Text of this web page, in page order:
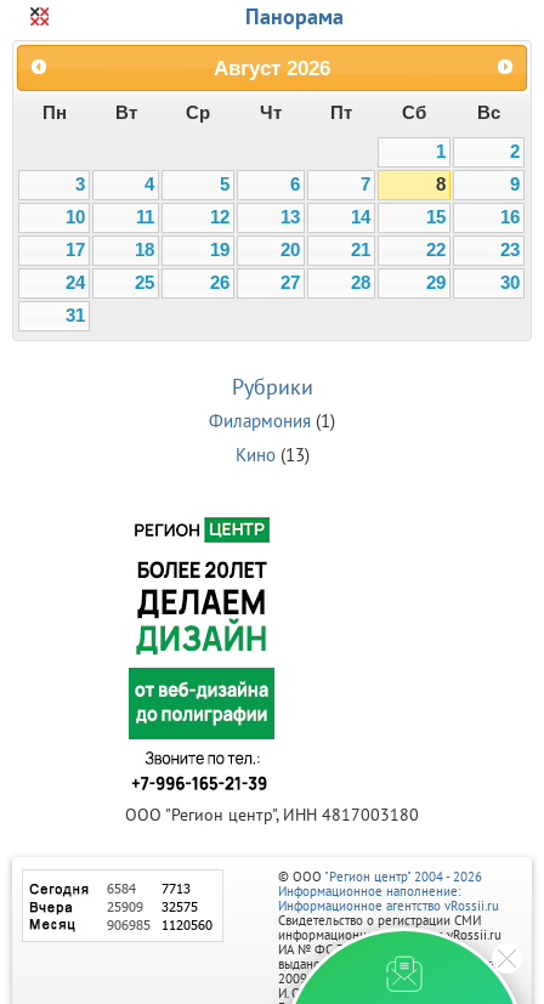
Панорама
Август 2026
Пн Вт Ср Чт Пт Сб
Вс
1
2
3
4 5 6 7 8
9
10
11 12 13 14 15
16
17
18 19 20 21 22
23
24
25 26 27 28 29
30
31
Рубрики
Филармония (1)
Кино(13)
ООО "Регион центр", ИНН 4817003180
© ООО "Регион центр" 2004 - 2026
Информационное наполнение:
Информационное агентство vRossii.ru
Свидетельство о регистрации СМИ
информационного агентства vRossii.ru
ИА № ФС 77‑35502
выдано РОСКОМНАДЗОРом 04 марта
2009г.
И. О. Главного редактора Нарыков А. Н.